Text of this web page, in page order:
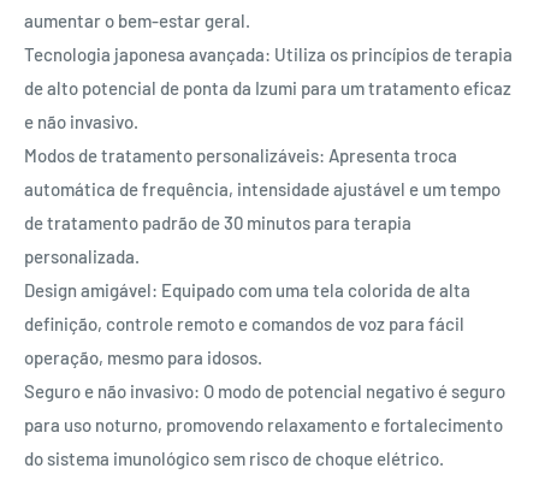
aumentar o bem-estar geral.
Tecnologia japonesa avançada: Utiliza os princípios de terapia
de alto potencial de ponta da Izumi para um tratamento eficaz
e não invasivo.
Modos de tratamento personalizáveis: Apresenta troca
automática de frequência, intensidade ajustável e um tempo
de tratamento padrão de 30 minutos para terapia
personalizada.
Design amigável: Equipado com uma tela colorida de alta
definição, controle remoto e comandos de voz para fácil
operação, mesmo para idosos.
Seguro e não invasivo: O modo de potencial negativo é seguro
para uso noturno, promovendo relaxamento e fortalecimento
do sistema imunológico sem risco de choque elétrico.